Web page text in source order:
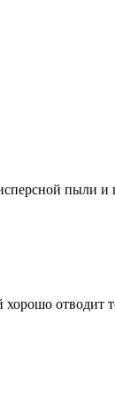
пыли
отводит